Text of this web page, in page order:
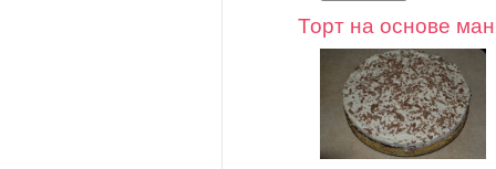
Торт на основе